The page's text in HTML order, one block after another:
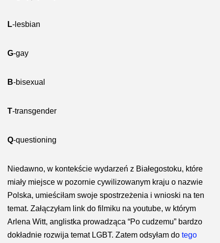
L-lesbian
G-gay
B-bisexual
T-transgender
Q-questioning
Niedawno, w kontekście wydarzeń z Białegostoku, które
miały miejsce w pozornie cywilizowanym kraju o nazwie
Polska, umieściłam swoje spostrzeżenia i wnioski na ten
temat. Załączyłam link do filmiku na youtube, w którym
Arlena Witt, anglistka prowadząca “Po cudzemu” bardzo
dokładnie rozwija temat LGBT. Zatem odsyłam do tego